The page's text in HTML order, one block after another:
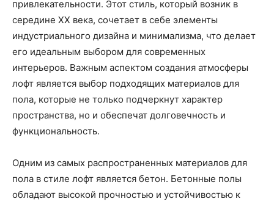
привлекательности. Этот стиль, который возник в
середине XX века, сочетает в себе элементы
индустриального дизайна и минимализма, что делает
его идеальным выбором для современных
интерьеров. Важным аспектом создания атмосферы
лофт является выбор подходящих материалов для
пола, которые не только подчеркнут характер
пространства, но и обеспечат долговечность и
функциональность.
Одним из самых распространенных материалов для
пола в стиле лофт является бетон. Бетонные полы
обладают высокой прочностью и устойчивостью к